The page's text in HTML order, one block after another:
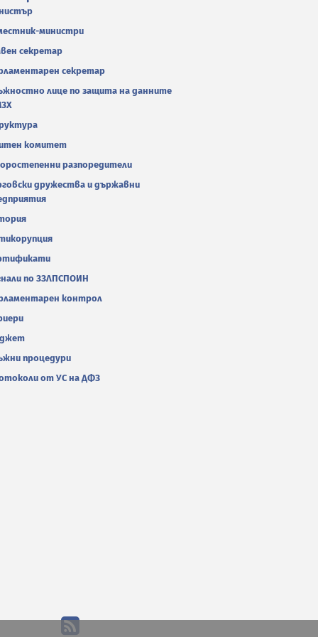
министри
секретар
секретар
лице по защита на данните
комитет
разпоредители
дружества и държавни
по ЗЗЛПСПОИН
контрол
процедури
от УС на ДФЗ